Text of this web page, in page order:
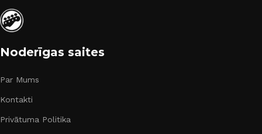
Noderīgas saites
Par Mums
Kontakti
Privātuma Politika